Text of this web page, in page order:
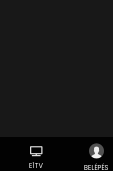
E1TV BELÉPÉS